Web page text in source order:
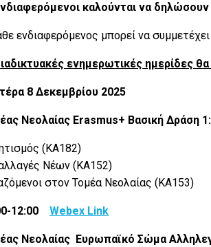
καλούνται να
ενδιαφερόμενος μπορεί να
ενημερωτικές ημερίδες
8 Δεκεμβρίου 2025
Νεολαίας Erasmus+ Βασική Δράση 1:
(KA182)
Νέων (ΚΑ152)
στον Τομέα Νεολαίας (ΚΑ153)
12:00 Webex Link
Νεολαίας Ευρωπαϊκό Σώμα